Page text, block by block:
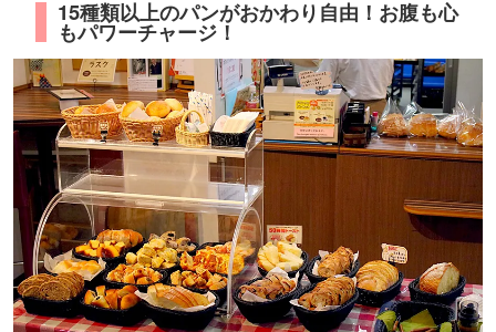
15種類以上のパンがおかわり自由！お腹も心
もパワーチャージ！